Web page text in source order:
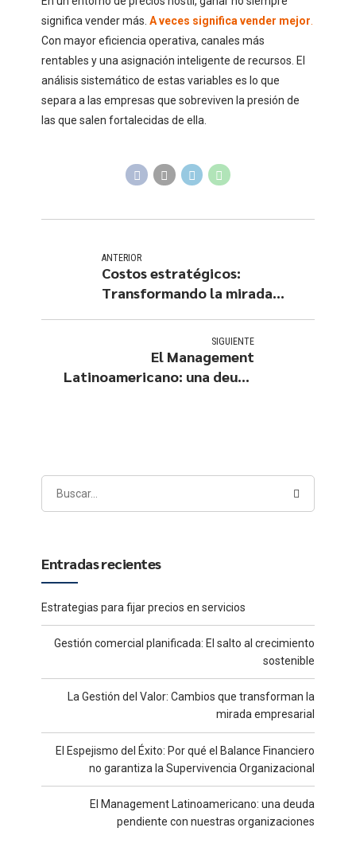
significa vender más.A veces significa vender mejor
Con mayor eficiencia operativa, canales más
rentables y una asignación inteligente de recursos. El
análisis sistemático de estas variables es lo que
separa a las empresas que sobreviven la presión de
las que salen fortalecidas de ella.
ANTERIOR
Costos estratégicos:
Transformando la mirada
SIGUIENTE
El Management
Latinoamericano: una deuda
Entradas recientes
Estrategias para fijar precios en servicios
Gestión comercial planificada: El salto al crecimiento
sostenible
La Gestión del Valor: Cambios que transforman la
mirada empresarial
El Espejismo del Éxito: Por qué el Balance Financiero
no garantiza la Supervivencia Organizacional
El Management Latinoamericano: una deuda
pendiente con nuestras organizaciones